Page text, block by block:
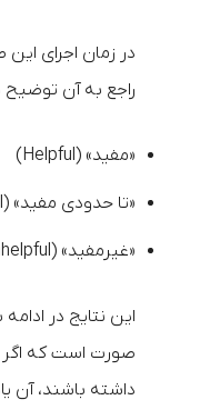
در زمان اجرای
راجع به آن
«مفید» (Helpful)
«تا حدودی مفید» (Somewhat Helpful)
«غیرمفید» (Unhelpful)
این نتایج در
داشته باشند، آن